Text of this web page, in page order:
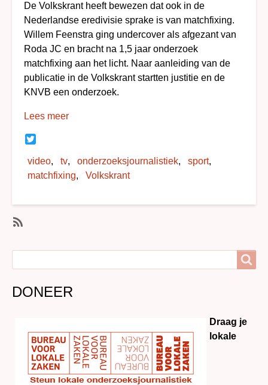
De Volkskrant heeft bewezen dat ook in de
Nederlandse eredivisie sprake is van matchfixing.
Willem Feenstra ging undercover als afgezant van
Roda JC en bracht na 1,5 jaar onderzoek
matchfixing aan het licht. Naar aanleiding van de
publicatie in de Volkskrant startten justitie en de
KNVB een onderzoek.
Lees meer
video tv onderzoeksjournalistiek
sport
matchfixing
Volkskrant
op
onderzoeksjournalistiek
DONEER
Draag je
lokale